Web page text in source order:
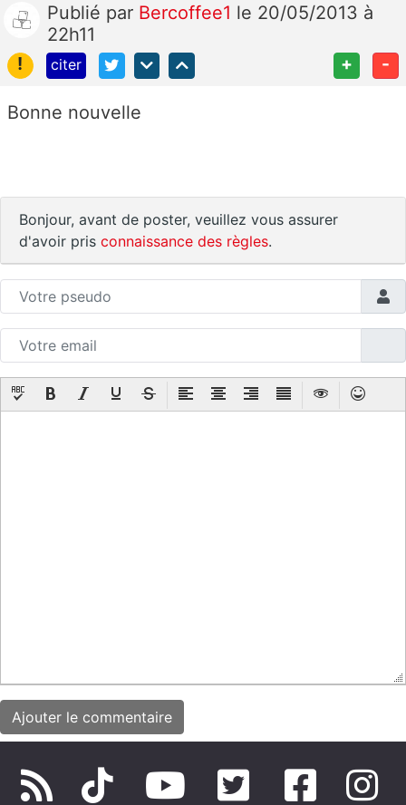
Publié par Bercoffee1 le 20/05/2013 à
22h11
!
citer + -
Bonne nouvelle
Bonjour, avant de poster, veuillez vous assurer
d'avoir pris connaissance des règles.